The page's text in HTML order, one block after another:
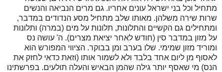
מתחיל וכל בני ישראל עונים אחריו. גם מרים הנביאה והנשים
שרות שירה משלהן. מאותו שלב מתחיל מסע הנדודים במדבר,
ומתחילים גם הקשיים והתלונות, תלונות על מים (במרה) ותלונות
על מזון במדבר סין (חודש לאחר יציאת מצרים). ה' עושה נס
ומוריד מזון שמימי. שלו בערב ומן בבוקר. הציווי המפורש הוא
לאסוף מן ליום אחד בלבד ולא לשמור אותו (וזאת כדאי לחזק את
הנס) מי שאסף יותר גילה שהמן הבאיש והעלה תולעים. בפרשתינו